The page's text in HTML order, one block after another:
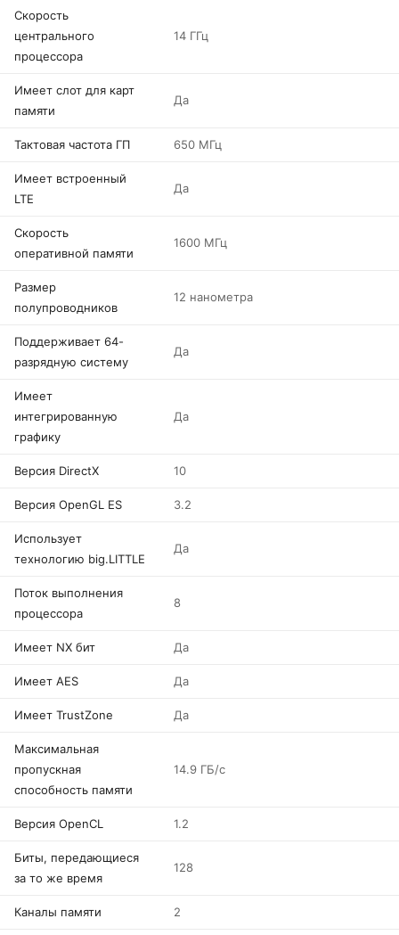
Скорость
центрального
процессора
14 ГГц
Имеет слот для карт
памяти
Да
Тактовая частота ГП 650 МГц
Имеет встроенный
LTE
Да
Скорость
оперативной памяти
1600 МГц
Размер
полупроводников
12 нанометра
Поддерживает 64-
разрядную систему
Да
Имеет
интегрированную
графику
Да
Версия DirectX 10
Версия OpenGL ES 3.2
Использует
технологию big.LITTLE
Да
Поток выполнения
процессора
8
Имеет NX бит Да
Имеет AES Да
Имеет TrustZone Да
Максимальная
пропускная
способность памяти
14.9 ГБ/с
Версия OpenCL 1.2
Биты, передающиеся
за то же время
128
Каналы памяти 2